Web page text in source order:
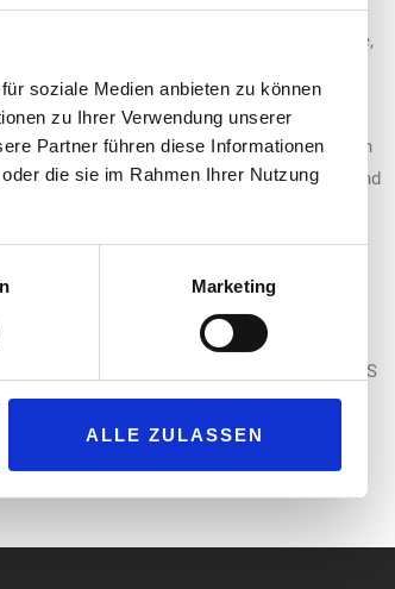
soziale Medien anbieten zu können
zu Ihrer Verwendung unserer
Partner führen diese Informationen
die sie im Rahmen Ihrer Nutzung
Marketing
ALLE ZULASSEN
Themen für das Shopgeschäft. Innovative
Generation umfassen zahlreiche Produkte,
den USA oder die Cola aus Asien entwickeln
in den Shops. Ebenfalls extrem erfolgreich sind
erläutert MCS Geschäftsführer Torsten
kombiniert mit einem digitalen und
Verfügung. Wie die Werbemittel aus dem
App dargestellt werden, kann auf dem MCS